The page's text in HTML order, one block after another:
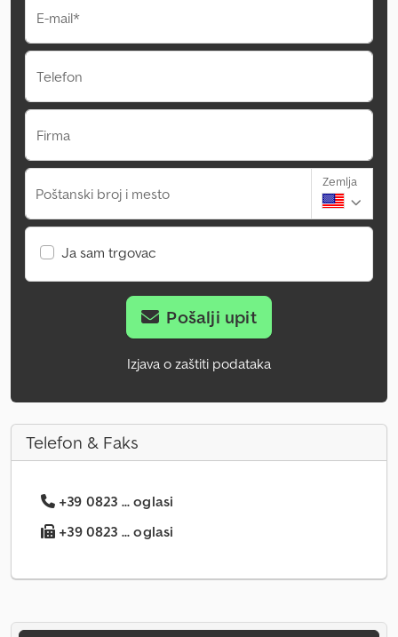
E-mail*
Telefon
Firma
Poštanski broj i mesto
Zemlja
Ja sam trgovac
Pošalji upit
Izjava o zaštiti podataka
Telefon & Faks
+39 0823 ... oglasi
+39 0823 ... oglasi